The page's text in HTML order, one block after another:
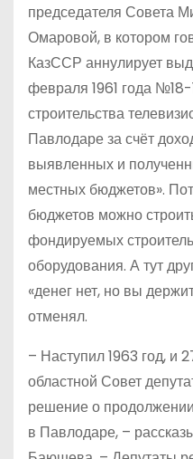
председателя Совета
Омаровой, в котором
КазССР аннулирует
февраля 1961 года
строительства
Павлодаре за счёт
выявленных и
местных бюджетов».
бюджетов можно
фондируемых
оборудования. А тут
«денег нет, но вы
отменял.
– Наступил 1963 год, и
областной Совет
решение о
в Павлодаре, –